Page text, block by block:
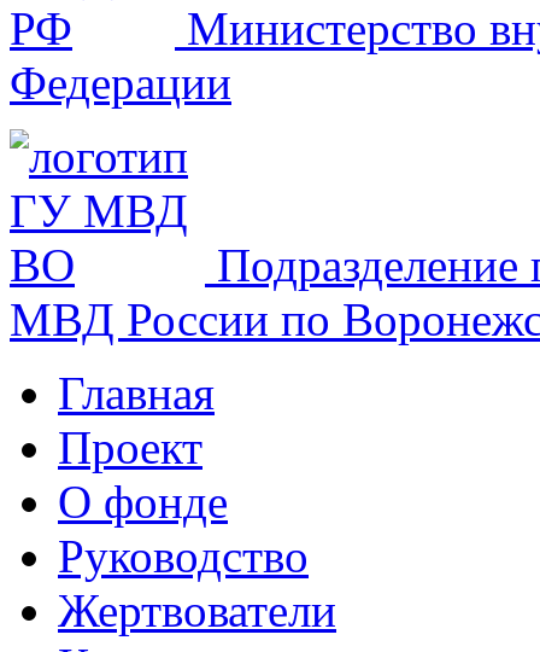
Министерство
Федерации
МВД России по
Главная
Проект
О фонде
Руководство
Жертвователи